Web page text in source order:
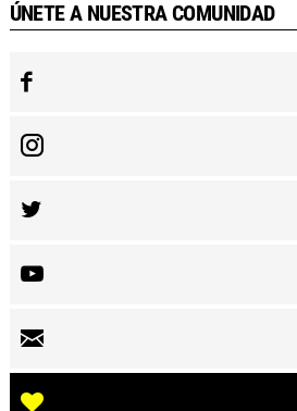
ÚNETE A NUESTRA COMUNIDAD